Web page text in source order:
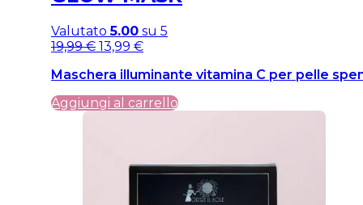
Valutato5.00 su 5
Il
originale
era:
19,99 €.
19,99€Il
attuale
è:
19,99 €.
13,99 €
Maschera illuminante vitamina C per pelle
Aggiungi al carrello